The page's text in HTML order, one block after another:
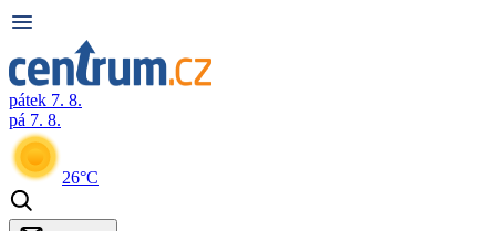
pátek 7. 8.
pá 7. 8.
26°C